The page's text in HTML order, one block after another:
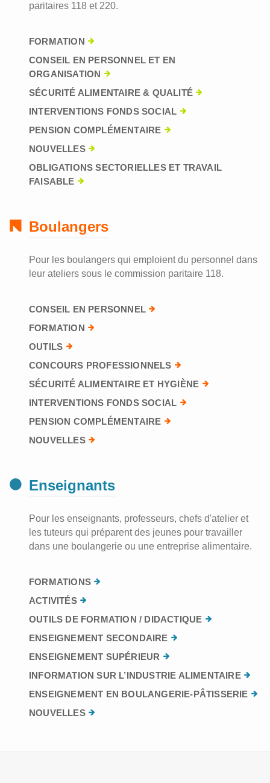
paritaires 118 et 220.
FORMATION
CONSEIL EN PERSONNEL ET EN
ORGANISATION
SÉCURITÉ ALIMENTAIRE & QUALITÉ
INTERVENTIONS FONDS SOCIAL
PENSION COMPLÉMENTAIRE
NOUVELLES
OBLIGATIONS SECTORIELLES ET TRAVAIL
FAISABLE
Boulangers
Pour les boulangers qui emploient du personnel dans
leur ateliers sous le commission paritaire 118.
CONSEIL EN PERSONNEL
FORMATION
OUTILS
CONCOURS PROFESSIONNELS
SÉCURITÉ ALIMENTAIRE ET HYGIÈNE
INTERVENTIONS FONDS SOCIAL
PENSION COMPLÉMENTAIRE
NOUVELLES
Enseignants
Pour les enseignants, professeurs, chefs d'atelier et
les tuteurs qui préparent des jeunes pour travailler
dans une boulangerie ou une entreprise alimentaire.
FORMATIONS
ACTIVITÉS
OUTILS DE FORMATION / DIDACTIQUE
ENSEIGNEMENT SECONDAIRE
ENSEIGNEMENT SUPÉRIEUR
INFORMATION SUR L’INDUSTRIE ALIMENTAIRE
ENSEIGNEMENT EN BOULANGERIE-PÂTISSERIE
NOUVELLES